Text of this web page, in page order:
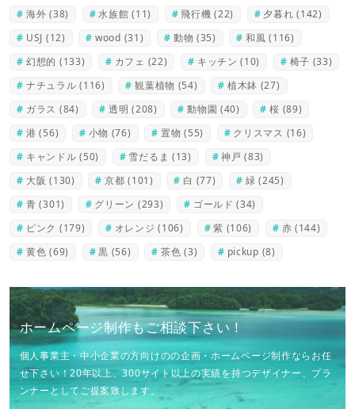
海外 (38) 水族館 (11) 飛行機 (22) 夕暮れ (142)
USJ (12) wood (31) 動物 (35) 和風 (116)
幻想的 (133) カフェ (22) キッチン (10) 椅子 (33)
ナチュラル (116) 観葉植物 (54) 植木鉢 (27)
ガラス (84) 透明 (208) 動物園 (40) 桜 (89)
港 (56) 小物 (76) 置物 (55) クリスマス (16)
キャンドル (50) 雪だるま (13) 神戸 (83)
大阪 (130) 京都 (101) 白 (77) 緑 (245)
青 (301) グリーン (293) ゴールド (34)
ピンク (179) オレンジ (106) 紫 (106) 赤 (144)
黄色 (69) 黒 (56) 茶色 (3) pickup (8)
ホームページ制作もご相談下さい！
個人事業主・中小企業の方向けのの企画・ホームページ制作ならお任
せ下さい！20年以上、300サイト以上の実績を持つデザイナー、プラ
ンナーとしてご提案致します。